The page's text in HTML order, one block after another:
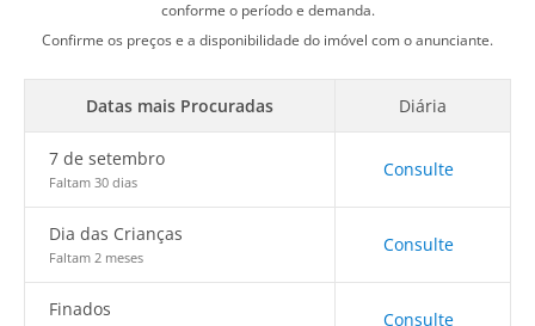
conforme o período e demanda.
Confirme os preços e a disponibilidade do imóvel com o anunciante.
Datas mais Procuradas Diária
7 de setembro
Faltam 30 dias
Consulte
Dia das Crianças
Faltam 2 meses
Consulte
Finados Consulte